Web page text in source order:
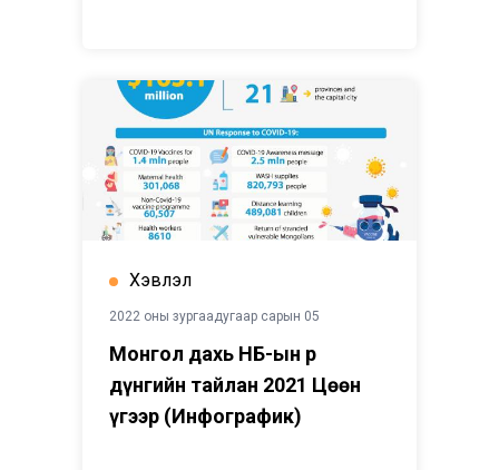
Хэвлэл
2022 оны зургаадугаар сарын 05
Монгол дахь НҮБ-ын Үр
дүнгийн тайлан 2021 Цөөн
үгээр (Инфографик)